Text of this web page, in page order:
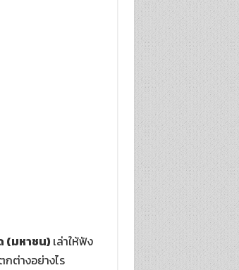
(มหาชน) เล่าให้ฟัง
ต่างอย่างไร